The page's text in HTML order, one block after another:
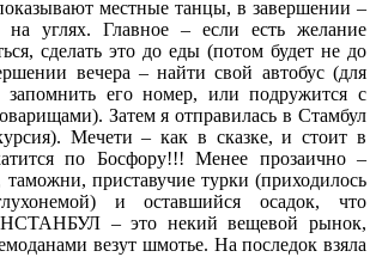
местные танцы, в завершении –
на углях. Главное – если есть желание
сделать это до еды (потом будет не до
вечера – найти свой автобус (для
его номер, или подружится с
Затем я отправилась в Стамбул
Мечети – как в сказке, и стоит в
по Босфору!!! Менее прозаично –
таможни, приставучие турки (приходилось
и оставшийся осадок, что
– это некий вещевой рынок,
везут шмотье. На последок взяла